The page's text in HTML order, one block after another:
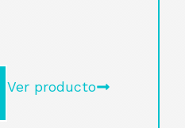
Ver producto